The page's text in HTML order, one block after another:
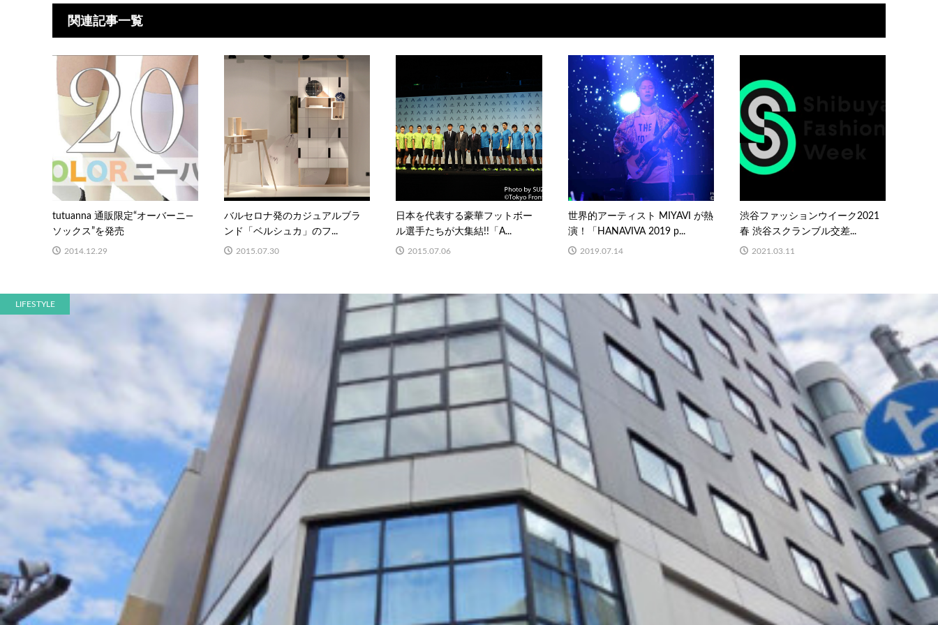
関連記事一覧
tutuanna 通販限定“オーバーニ―
ソックス”を発売
2014.12.29
バルセロナ発のカジュアルブラ
ンド「ベルシュカ」のフ...
2015.07.30
日本を代表する豪華フットボー
ル選手たちが大集結!!「A...
2015.07.06
世界的アーティスト MIYAVI が熱
演！「HANAVIVA 2019 p...
2019.07.14
渋谷ファッションウイーク2021
春 渋谷スクランブル交差...
2021.03.11
LIFESTYLE